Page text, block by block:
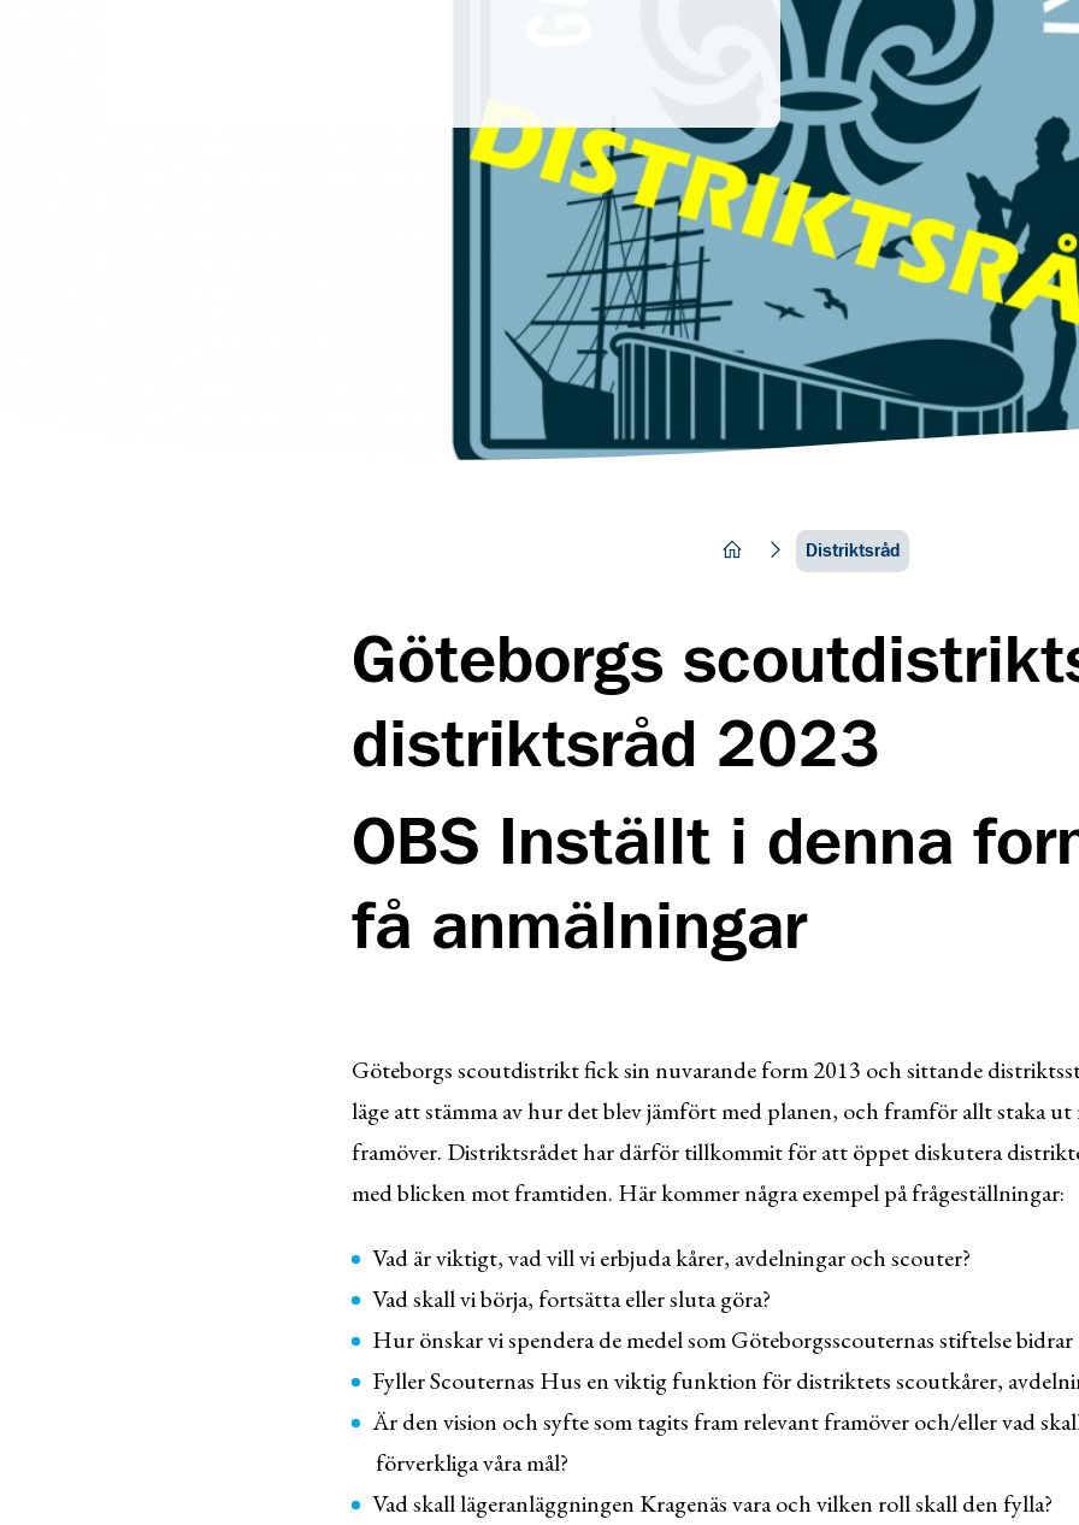
hem Distriktsråd
Göteborgs
distriktsråd 2023
OBS Inställt i denna
få anmälningar
Göteborgs scoutdistrikt fick sin nuvarande form 2013 och sittande
läge att stämma av hur det blev jämfört med planen, och framför allt staka
framöver. Distriktsrådet har därför tillkommit för att öppet diskutera
med blicken mot framtiden. Här kommer några exempel på frågeställningar:
Vad är viktigt, vad vill vi erbjuda kårer, avdelningar och scouter?
Vad skall vi börja, fortsätta eller sluta göra?
Hur önskar vi spendera de medel som Göteborgsscouternas stiftelse bidrar
Fyller Scouternas Hus en viktig funktion för distriktets scoutkårer,
Är den vision och syfte som tagits fram relevant framöver och/eller vad
förverkliga våra mål?
Vad skall lägeranläggningen Kragenäs vara och vilken roll skall den fylla?